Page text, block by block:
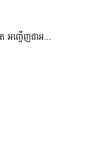
អញ្ជើញជាអ...